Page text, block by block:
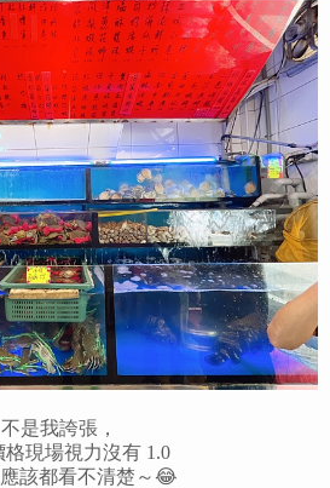
不是我誇張，
格現場視力沒有 1.0
該都看不清楚～😂